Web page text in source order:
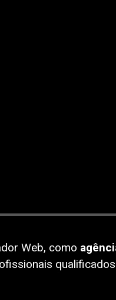
Web, como